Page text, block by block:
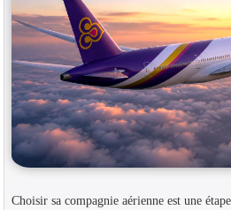
Choisir sa compagnie aérienne est une